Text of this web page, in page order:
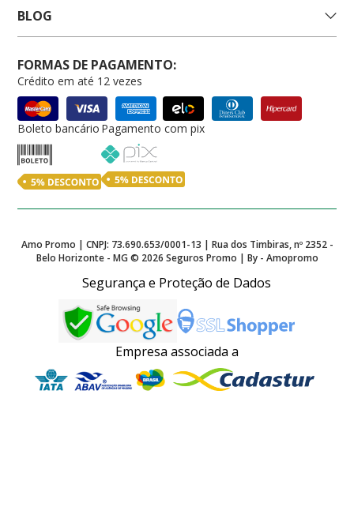
BLOG
FORMAS DE PAGAMENTO:
Crédito em até 12 vezes
Boleto bancário Pagamento com pix
Amo Promo | CNPJ: 73.690.653/0001-13 | Rua dos Timbiras, nº 2352 -
Belo Horizonte - MG © 2026 Seguros Promo | By - Amopromo
Segurança e Proteção de Dados
Empresa associada a